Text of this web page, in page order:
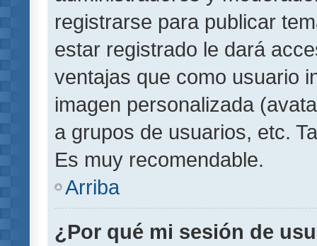
registrarse para publicar
estar registrado le dará
ventajas que como usuario
imagen personalizada
a grupos de usuarios, etc.
Es muy recomendable.
Arriba
¿Por qué mi sesión de